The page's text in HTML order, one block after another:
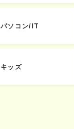
パソコン/IT
キッズ